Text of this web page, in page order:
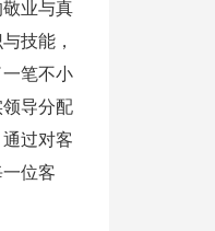
业与真
技能，
笔不小
导分配
过对客
位客